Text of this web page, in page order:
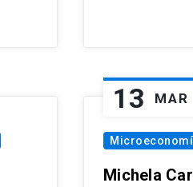
13 MAR
Michela